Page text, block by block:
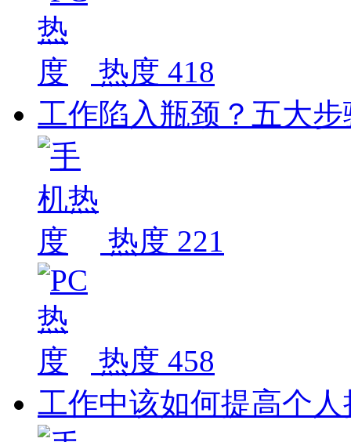
热度 418
工作陷入瓶颈？五大
热度 221
热度 458
工作中该如何提高个